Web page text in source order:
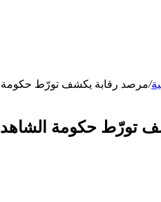
/مرصد رقابة يكشف تورّط حكومة
تورّط حكومة الشاهد